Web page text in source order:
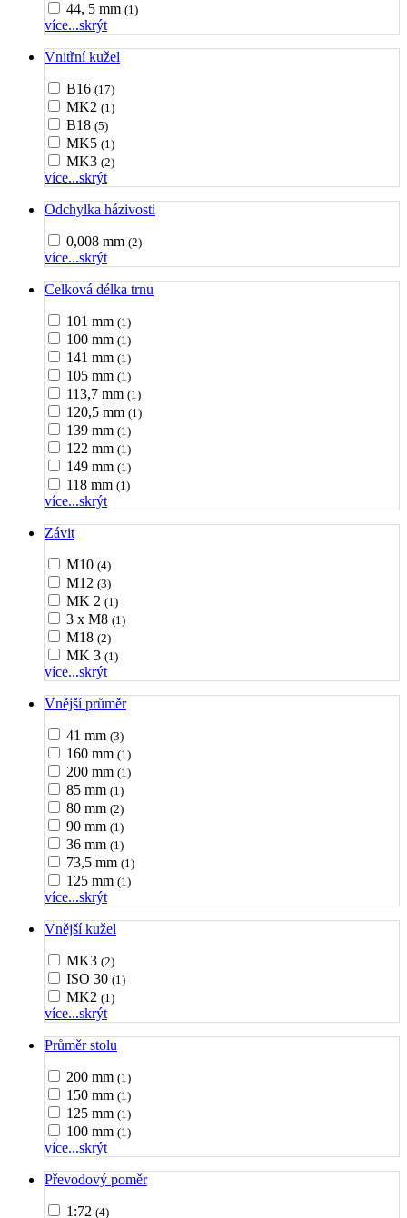
44, 5 mm (1)
více...skrýt
Vnitřní kužel
B16 (17)
MK2 (1)
B18 (5)
MK5 (1)
MK3 (2)
více...skrýt
Odchylka házivosti
0,008 mm (2)
více...skrýt
Celková délka trnu
101 mm (1)
100 mm (1)
141 mm (1)
105 mm (1)
113,7 mm (1)
120,5 mm (1)
139 mm (1)
122 mm (1)
149 mm (1)
118 mm (1)
více...skrýt
Závit
M10 (4)
M12 (3)
MK 2 (1)
3 x M8 (1)
M18 (2)
MK 3 (1)
více...skrýt
Vnější průměr
41 mm (3)
160 mm (1)
200 mm (1)
85 mm (1)
80 mm (2)
90 mm (1)
36 mm (1)
73,5 mm (1)
125 mm (1)
více...skrýt
Vnější kužel
MK3 (2)
ISO 30 (1)
MK2 (1)
více...skrýt
Průměr stolu
200 mm (1)
150 mm (1)
125 mm (1)
100 mm (1)
více...skrýt
Převodový poměr
1:72 (4)